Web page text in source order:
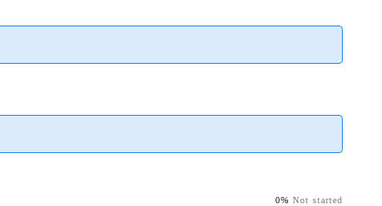
0% Not started